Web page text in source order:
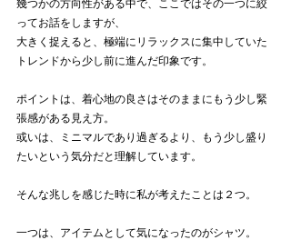
幾つかの方向性がある中で、ここではその一つに絞
ってお話をしますが、
大きく捉えると、極端にリラックスに集中していた
トレンドから少し前に進んだ印象です。
ポイントは、着心地の良さはそのままにもう少し緊
張感がある見え方。
或いは、ミニマルであり過ぎるより、もう少し盛り
たいという気分だと理解しています。
そんな兆しを感じた時に私が考えたことは２つ。
一つは、アイテムとして気になったのがシャツ。